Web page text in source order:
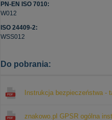
PN-EN ISO 7010:
W012
ISO 24409-2:
WSS012
Do pobrania:
Instrukcja bezpieczeństwa -
znakowo.pl GPSR ogólna